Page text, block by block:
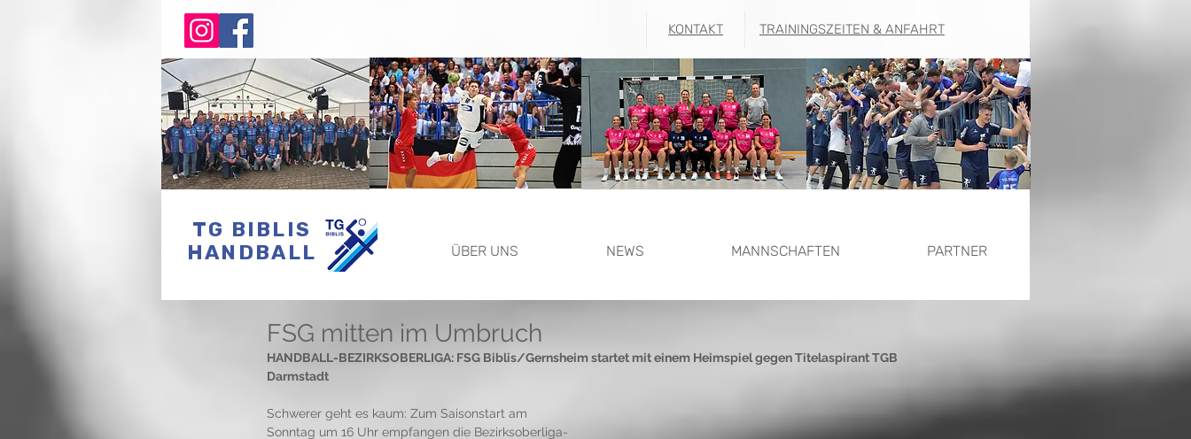
KONTAKT TRAININGSZEITEN & ANFAHRT
TG BIBLIS
HANDBALL
ÜBER UNS NEWS MANNSCHAFTEN PARTNER
FSG mitten im Umbruch
HANDBALL-BEZIRKSOBERLIGA: FSG Biblis/Gernsheim startet mit einem Heimspiel gegen Titelaspirant TGB
Darmstadt
Schwerer geht es kaum: Zum Saisonstart am
Sonntag um 16 Uhr empfangen die Bezirksoberliga-